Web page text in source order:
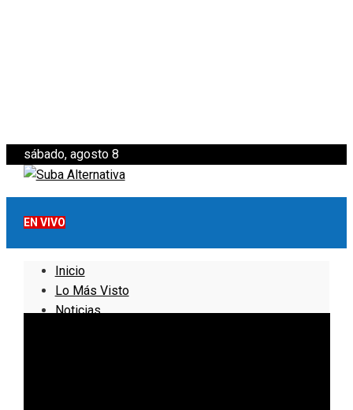
sábado, agosto 8
EN VIVO
Inicio
Lo Más Visto
Noticias